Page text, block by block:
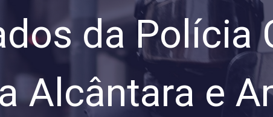
da Polícia
Alcântara e